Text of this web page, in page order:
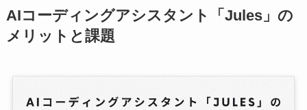
AIコーディングアシスタント「Jules」の
メリットと課題